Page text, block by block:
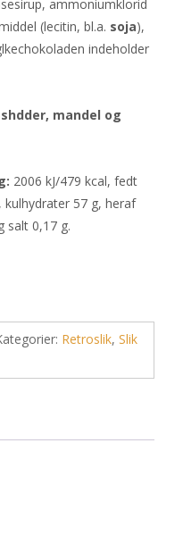
ammoniumklorid
(lecitin, bl.a. soja),
indeholder
mandel og
2006 kJ/479 kcal, fedt
57 g, heraf
salt 0,17 g.
Retroslik, Slik